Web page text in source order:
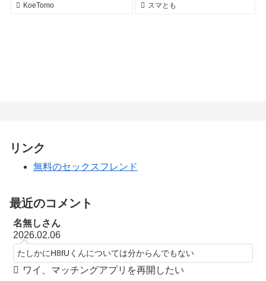
KoeTomo スマとも
リンク
無料のセックスフレンド
最近のコメント
名無しさん
2026.02.06
たしかにH8fUくんについては分からんでもない
ワイ、マッチングアプリを再開したい